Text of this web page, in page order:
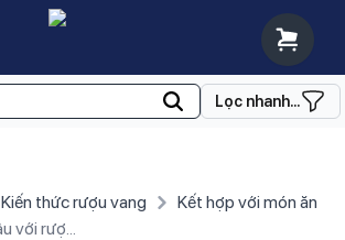
Lọc nhanh...
Kiến thức rượu vang
Kết hợp với món ăn
20+ Món nhậu với rượu vang: Mẹo kết hợp chuẩn chuyên gia